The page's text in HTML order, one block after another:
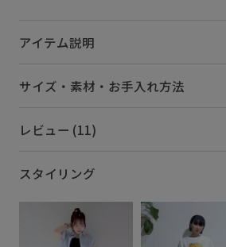
アイテム説明
サイズ・素材・お手入れ方法
レビュー (11)
スタイリング